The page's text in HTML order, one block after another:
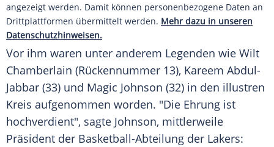
angezeigt werden. Damit können personenbezogene Daten an
Drittplattformen übermittelt werden. Mehr dazu in unseren
Datenschutzhinweisen.
Vor ihm waren unter anderem Legenden wie Wilt
Chamberlain (Rückennummer 13), Kareem Abdul-
Jabbar (33) und Magic Johnson (32) in den illustren
Kreis aufgenommen worden. "Die Ehrung ist
hochverdient", sagte Johnson, mittlerweile
Präsident der Basketball-Abteilung der Lakers: